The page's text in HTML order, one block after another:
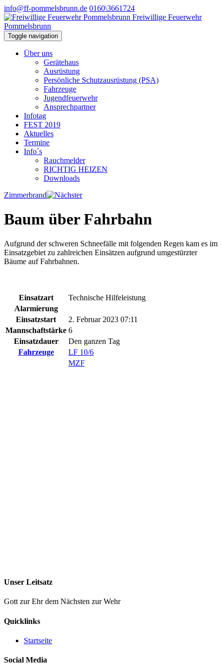
info@ff-pommelsbrunn.de 0160\3661724
Freiwillige Feuerwehr
Pommelsbrunn
Toggle navigation
Über uns
Gerätehaus
Ausrüstung
Persönliche Schutzausrüstung (PSA)
Fahrzeuge
Jugendfeuerwehr
Ansprechpartner
Infotag
FEST 2019
Aktuelles
Termine
Info´s
Rauchmelder
RICHTIG HEIZEN
Downloads
Zimmerbrand
Baum über Fahrbahn
Aufgrund der schweren Schneefälle mit folgenden Regen kam es im
Einsatzgebiet zu zahlreichen Einsätzen aufgrund umgestürzter
Bäume auf Fahrbahnen.
Einsatzart
Technische Hilfeleistung
Alarmierung
Einsatzstart
2. Februar 2023 07:11
Mannschaftstärke 6
Einsatzdauer
Den ganzen Tag
Fahrzeuge
LF 10/6
MZF
Unser Leitsatz
Gott zur Ehr dem Nächsten zur Wehr
Quicklinks
Startseite
Social Media